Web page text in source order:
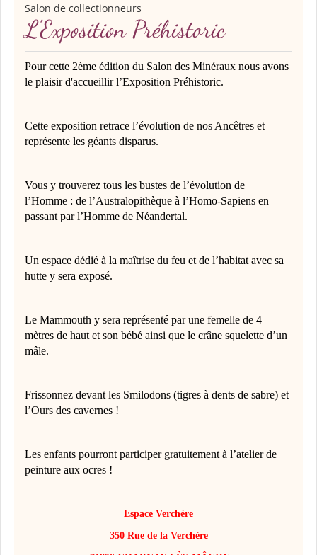
Salon de collectionneurs
L'Exposition Préhistoric
Pour cette 2ème édition du Salon des Minéraux nous avons
le plaisir d'accueillir l’Exposition Préhistoric.
Cette exposition retrace l’évolution de nos Ancêtres et
représente les géants disparus.
Vous y trouverez tous les bustes de l’évolution de
l’Homme : de l’Australopithèque à l’Homo-Sapiens en
passant par l’Homme de Néandertal.
Un espace dédié à la maîtrise du feu et de l’habitat avec sa
hutte y sera exposé.
Le Mammouth y sera représenté par une femelle de 4
mètres de haut et son bébé ainsi que le crâne squelette d’un
mâle.
Frissonnez devant les Smilodons (tigres à dents de sabre) et
l’Ours des cavernes !
Les enfants pourront participer gratuitement à l’atelier de
peinture aux ocres !
Espace Verchère
350 Rue de la Verchère